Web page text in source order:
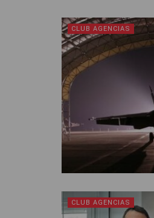
CLUB AGENCIAS
CLUB AGENCIAS